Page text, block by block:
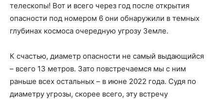
телескопы! Вот и всего через год после открытия
опасности под номером 6 они обнаружили в темных
глубинах космоса очередную угрозу Земле.
К счастью, диаметр опасности не самый выдающийся
– всего 13 метров. Зато повстречаемся мы с ним
раньше всех остальных – в июне 2022 года. Судя по
диаметру угрозы, скорее всего, эту встречу